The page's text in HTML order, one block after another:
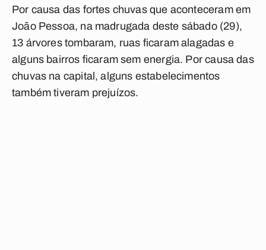
Por causa das fortes chuvas que aconteceram em
João Pessoa, na madrugada deste sábado (29),
13 árvores tombaram, ruas ficaram alagadas e
alguns bairros ficaram sem energia. Por causa das
chuvas na capital, alguns estabelecimentos
também tiveram prejuízos.